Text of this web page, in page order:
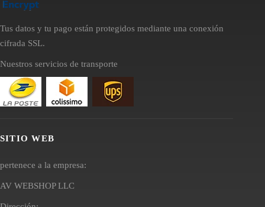
Tus datos y tu pago están protegidos mediante una conexión
cifrada SSL.
Nuestros servicios de transporte
SITIO WEB
pertenece a la empresa:
AV WEBSHOP LLC